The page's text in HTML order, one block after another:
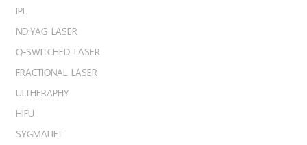
IPL
ND:YAG LASER
Q-SWITCHED LASER
FRACTIONAL LASER
ULTHERAPHY
HIFU
SYGMALIFT